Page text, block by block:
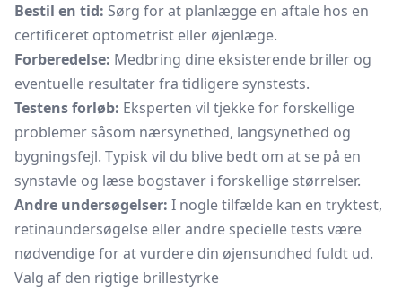
Bestil en tid: Sørg for at planlægge en aftale hos en
certificeret optometrist eller øjenlæge.
Forberedelse: Medbring dine eksisterende briller og
eventuelle resultater fra tidligere synstests.
Testens forløb: Eksperten vil tjekke for forskellige
problemer såsom nærsynethed, langsynethed og
bygningsfejl. Typisk vil du blive bedt om at se på en
synstavle og læse bogstaver i forskellige størrelser.
Andre undersøgelser: I nogle tilfælde kan en tryktest,
retinaundersøgelse eller andre specielle tests være
nødvendige for at vurdere din øjensundhed fuldt ud.
Valg af den rigtige brillestyrke